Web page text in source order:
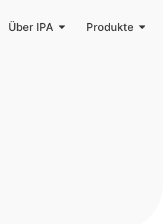
Über IPA Produkte